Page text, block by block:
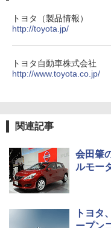
トヨタ（製品情報）
http://toyota.jp/
トヨタ自動車株式会社
http://www.toyota.co.jp/
関連記事
会田肇
ルモー
トヨタ
ープン